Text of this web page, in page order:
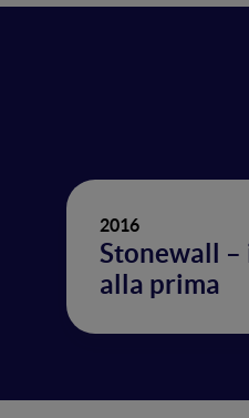
2016
Stonewall
alla prima